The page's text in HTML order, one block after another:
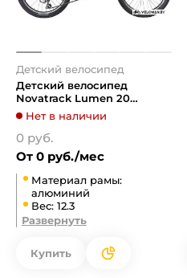
Детский велосипед
Детский велосипед
Novatrack Lumen 20
(синий/оранжевый, 2019)
Нет в наличии
0 руб.
От 0 руб./мес
Материал рамы:
алюминий
Вес: 12.3
Развернуть
Купить